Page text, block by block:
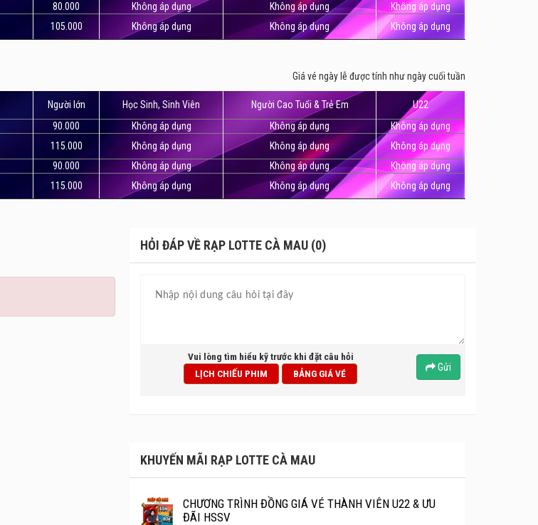
80.000 Không áp dụng Không áp dụng
Không áp dụng
105.000 Không áp dụng Không áp dụng Không áp dụng
Giá vé ngày lễ được tính như ngày cuối tuần
Người lớn Học Sinh, Sinh Viên Người Cao Tuổi & Trẻ Em U22
90.000 Không áp dụng Không áp dụng
Không áp dụng
115.000 Không áp dụng Không áp dụng Không áp dụng
90.000 Không áp dụng Không áp dụng
Không áp dụng
115.000 Không áp dụng Không áp dụng Không áp dụng
HỎI ĐÁP VỀ RẠP LOTTE CÀ MAU (0)
Vui lòng tìm hiểu kỹ trước khi đặt câu hỏi
LỊCH CHIẾU PHIM
BẢNG GIÁ VÉ
Gửi
KHUYẾN MÃI RẠP LOTTE CÀ MAU
CHƯƠNG TRÌNH ĐỒNG GIÁ VÉ THÀNH VIÊN U22 & ƯU
ĐÃI HSSV